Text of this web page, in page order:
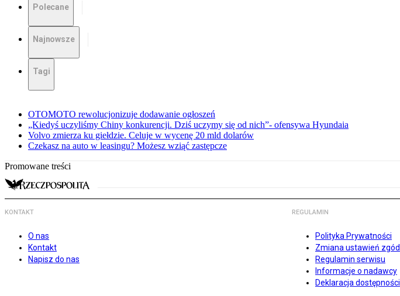
Polecane
Najnowsze
Tagi
OTOMOTO rewolucjonizuje dodawanie ogłoszeń
„Kiedyś uczyliśmy Chiny konkurencji. Dziś uczymy się od nich”- ofensywa Hyundaia
Volvo zmierza ku giełdzie. Celuje w wycenę 20 mld dolarów
Czekasz na auto w leasingu? Możesz wziąć zastępcze
Promowane treści
KONTAKT
O nas
Kontakt
Napisz do nas
REGULAMIN
Polityka Prywatności
Zmiana ustawień zgód
Regulamin serwisu
Informacje o nadawcy
Deklaracja dostępności